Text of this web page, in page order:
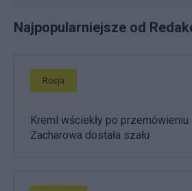
Najpopularniejsze od
Rosja
Kreml wściekły po
Zacharowa dostała szału